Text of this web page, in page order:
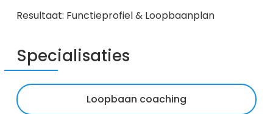
Resultaat: Functieprofiel & Loopbaanplan
Specialisaties
Loopbaan coaching